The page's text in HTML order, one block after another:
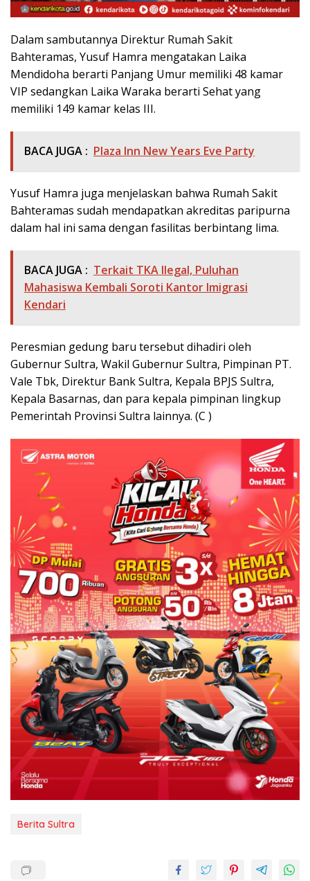
Dalam sambutannya Direktur Rumah Sakit
Bahteramas, Yusuf Hamra mengatakan Laika
Mendidoha berarti Panjang Umur memiliki 48 kamar
VIP sedangkan Laika Waraka berarti Sehat yang
memiliki 149 kamar kelas III.
BACA JUGA : Plaza Inn New Years Eve Party
Yusuf Hamra juga menjelaskan bahwa Rumah Sakit
Bahteramas sudah mendapatkan akreditas paripurna
dalam hal ini sama dengan fasilitas berbintang lima.
BACA JUGA : Terkait TKA Ilegal, Puluhan
Mahasiswa Kembali Soroti Kantor Imigrasi
Kendari
Peresmian gedung baru tersebut dihadiri oleh
Gubernur Sultra, Wakil Gubernur Sultra, Pimpinan PT.
Vale Tbk, Direktur Bank Sultra, Kepala BPJS Sultra,
Kepala Basarnas, dan para kepala pimpinan lingkup
Pemerintah Provinsi Sultra lainnya. (C )
Berita Sultra